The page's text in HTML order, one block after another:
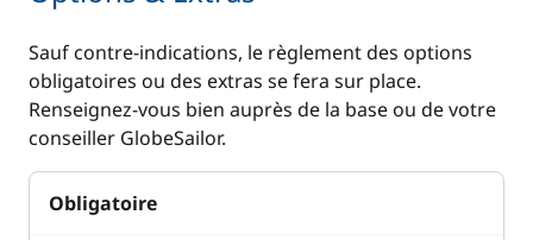
Sauf contre-indications, le règlement des options
obligatoires ou des extras se fera sur place.
Renseignez-vous bien auprès de la base ou de votre
conseiller GlobeSailor.
Obligatoire